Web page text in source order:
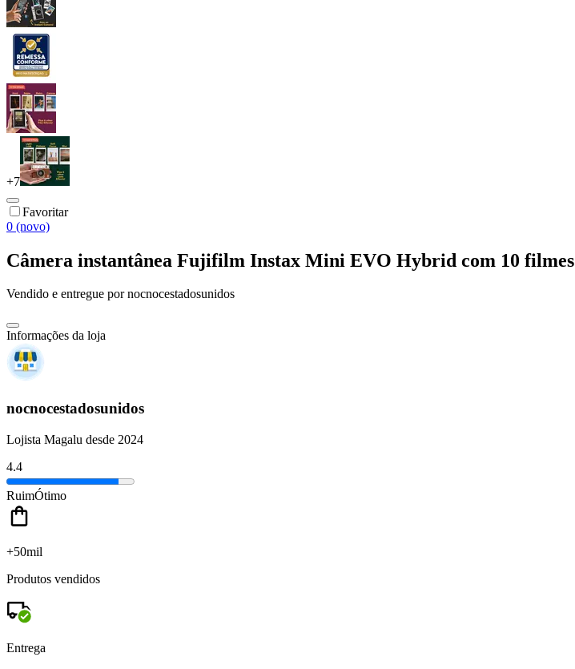
+7
Favoritar
0 (novo)
Câmera instantânea Fujifilm Instax Mini EVO Hybrid com 10 filmes
Vendido e entregue por nocnocestadosunidos
Informações da loja
nocnocestadosunidos
Lojista Magalu desde 2024
4.4
RuimÓtimo
+50mil
Produtos vendidos
Entrega